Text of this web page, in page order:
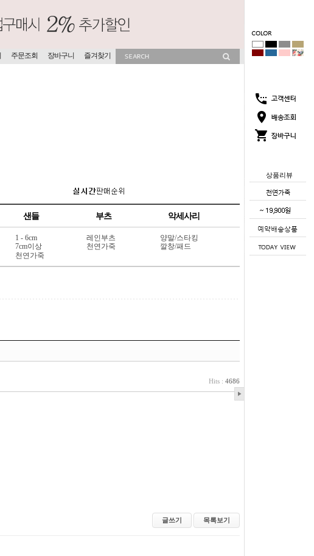
상품리뷰
주문조회 장바구니 즐겨찾기
샌들 부츠 악세사리
1 - 6cm
7cm이상
천연가죽
레인부츠
천연가죽
양말/스타킹
깔창/패드
Hits : 4686
글쓰기 목록보기